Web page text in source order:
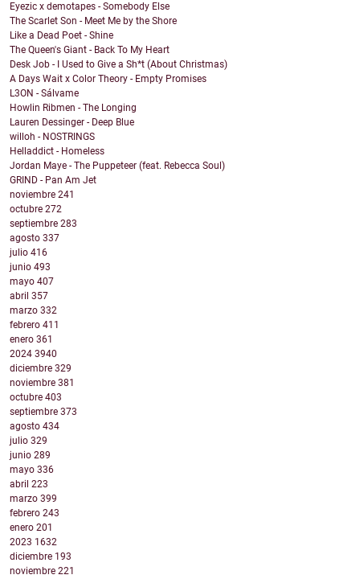
Eyezic x demotapes - Somebody Else
The Scarlet Son - Meet Me by the Shore
Like a Dead Poet - Shine
The Queen's Giant - Back To My Heart
Desk Job - I Used to Give a Sh*t (About Christmas)
A Days Wait x Color Theory - Empty Promises
L3ON - Sálvame
Howlin Ribmen - The Longing
Lauren Dessinger - Deep Blue
willoh - NOSTRINGS
Helladdict - Homeless
Jordan Maye - The Puppeteer (feat. Rebecca Soul)
GRIND - Pan Am Jet
noviembre 241
octubre 272
septiembre 283
agosto 337
julio 416
junio 493
mayo 407
abril 357
marzo 332
febrero 411
enero 361
2024 3940
diciembre 329
noviembre 381
octubre 403
septiembre 373
agosto 434
julio 329
junio 289
mayo 336
abril 223
marzo 399
febrero 243
enero 201
2023 1632
diciembre 193
noviembre 221